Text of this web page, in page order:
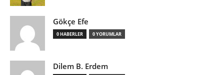
Gökçe Efe
0 HABERLER 0 YORUMLAR
Dilem B. Erdem